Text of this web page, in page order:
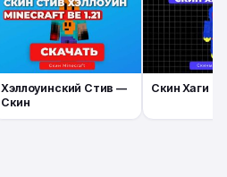
Хэллоуинский Стив —
Скин
Скин Хаги